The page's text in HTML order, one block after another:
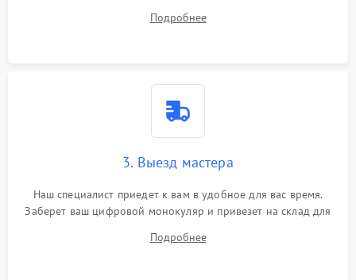
Подробнее
3. Выезд мастера
Наш специалист приедет к вам в удобное для вас время.
Заберет ваш цифровой монокуляр и привезет на склад для
Подробнее